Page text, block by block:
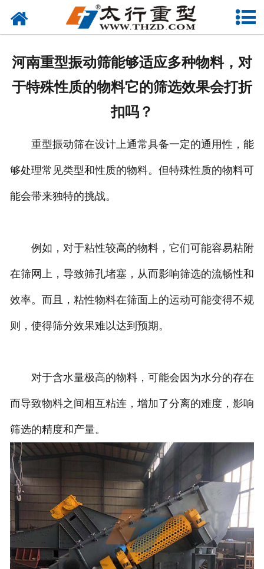
网站首页
联系我们
河南重型振动筛能够适应多种物料，对
于特殊性质的物料它的筛选效果会打折
扣吗？
重型振动筛在设计上通常具备一定的通用性，能
够处理常见类型和性质的物料。但特殊性质的物料可
能会带来独特的挑战。
例如，对于粘性较高的物料，它们可能容易粘附
在筛网上，导致筛孔堵塞，从而影响筛选的流畅性和
效率。而且，粘性物料在筛面上的运动可能变得不规
则，使得筛分效果难以达到预期。
对于含水量极高的物料，可能会因为水分的存在
而导致物料之间相互粘连，增加了分离的难度，影响
筛选的精度和产量。